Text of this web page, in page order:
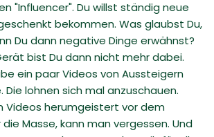
"Influencer". Du willst ständig neue
bekommen. Was glaubst Du,
Du dann negative Dinge erwähnst?
bist Du dann nicht mehr dabei.
ein paar Videos von Aussteigern
Die lohnen sich mal anzuschauen.
Videos herumgeistert vor dem
Masse, kann man vergessen. Und